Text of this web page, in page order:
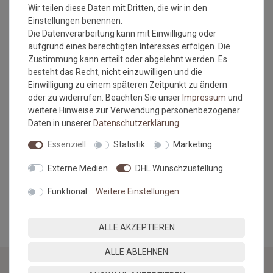
MEHR INFORMATIONEN ZUM EU VERANTWORTLICHEN »
Wir teilen diese Daten mit Dritten, die wir in den
Einstellungen benennen.
Die Datenverarbeitung kann mit Einwilligung oder
aufgrund eines berechtigten Interesses erfolgen. Die
Zustimmung kann erteilt oder abgelehnt werden. Es
besteht das Recht, nicht einzuwilligen und die
Einwilligung zu einem späteren Zeitpunkt zu ändern
oder zu widerrufen. Beachten Sie unser Impressum und
weitere Hinweise zur Verwendung personenbezogener
Daten in unserer Daten­schutz­erklärung
Essenziell Statistik Marketing
Externe Medien DHL Wunschzustellung
Funktional Weitere Einstellungen
ALLE AKZEPTIEREN
ALLE ABLEHNEN